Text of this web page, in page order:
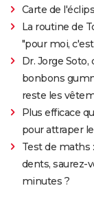
Carte de
La routine de
"pour moi,
Dr. Jorge
bonbons
reste les
Plus efficace
pour attraper
Test de maths
dents, saurez-
minutes ?